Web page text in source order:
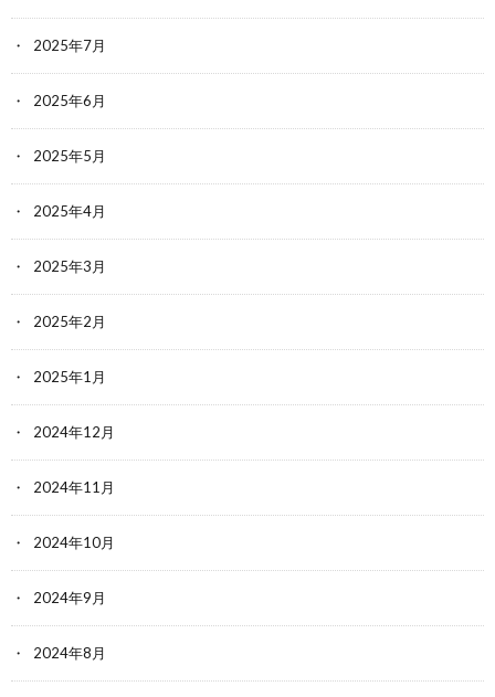
2025年7月
2025年6月
2025年5月
2025年4月
2025年3月
2025年2月
2025年1月
2024年12月
2024年11月
2024年10月
2024年9月
2024年8月